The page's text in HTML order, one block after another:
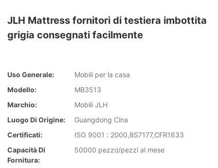
JLH Mattress fornitori di testiera imbottita
grigia consegnati facilmente
Uso Generale:
Mobili per la casa
Modello:
MB3513
Marchio:
Mobili JLH
Luogo Di Origine:
Guangdong Cina
Certificati:
ISO 9001 : 2000,BS7177,CFR1633
Capacità Di
Fornitura:
50000 pezzo/pezzi al mese